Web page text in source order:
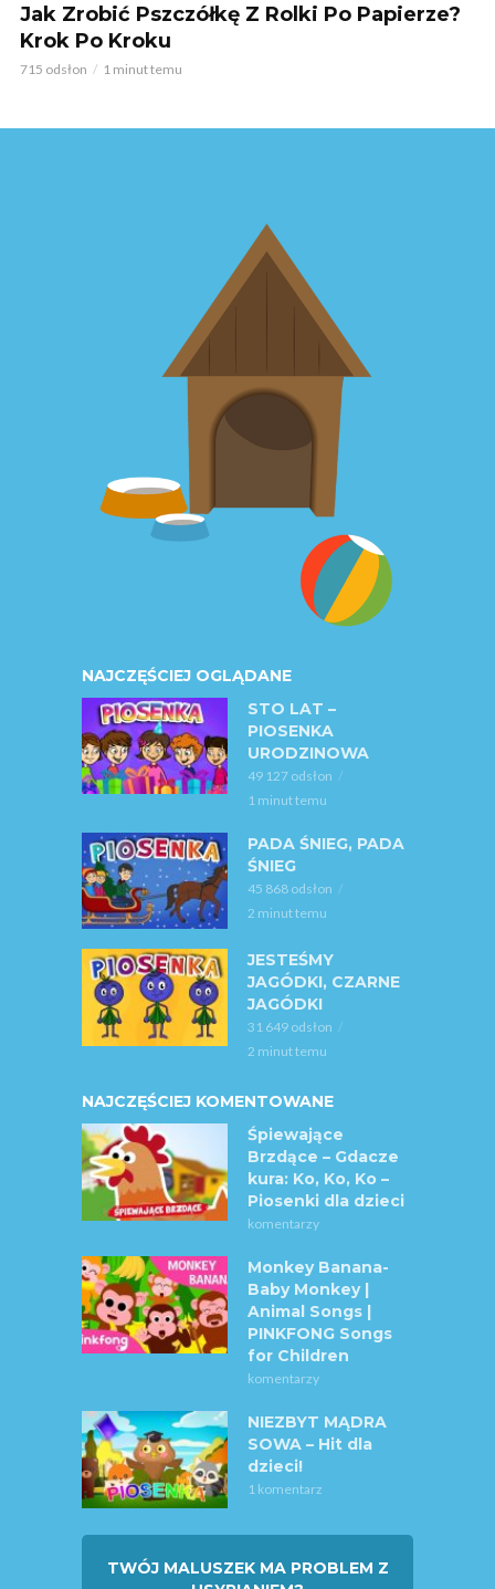
Jak Zrobić Pszczółkę Z Rolki Po Papierze?
Krok Po Kroku
715 odsłon 1 minut temu
NAJCZĘŚCIEJ OGLĄDANE
STO LAT –
PIOSENKA
URODZINOWA
49 127 odsłon
1 minut temu
PADA ŚNIEG, PADA
ŚNIEG
45 868 odsłon
2 minut temu
JESTEŚMY
JAGÓDKI, CZARNE
JAGÓDKI
31 649 odsłon
2 minut temu
NAJCZĘŚCIEJ KOMENTOWANE
Śpiewające
Brzdące – Gdacze
kura: Ko, Ko, Ko –
Piosenki dla dzieci
komentarzy
Monkey Banana-
Baby Monkey |
Animal Songs |
PINKFONG Songs
for Children
komentarzy
NIEZBYT MĄDRA
SOWA – Hit dla
dzieci!
1 komentarz
TWÓJ MALUSZEK MA PROBLEM Z